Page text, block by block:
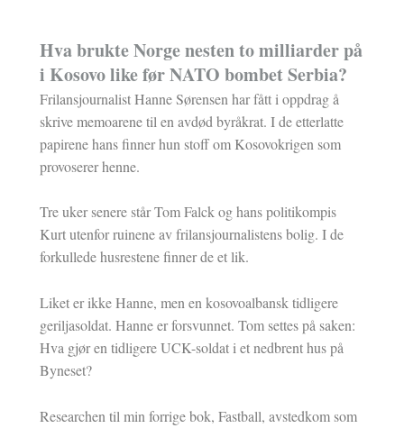
Hva brukte Norge nesten to milliarder på
i Kosovo like før NATO bombet Serbia?
Frilansjournalist Hanne Sørensen har fått i oppdrag å
skrive memoarene til en avdød byråkrat. I de etterlatte
papirene hans finner hun stoff om Kosovokrigen som
provoserer henne.
Tre uker senere står Tom Falck og hans politikompis
Kurt utenfor ruinene av frilansjournalistens bolig. I de
forkullede husrestene finner de et lik.
Liket er ikke Hanne, men en kosovoalbansk tidligere
geriljasoldat. Hanne er forsvunnet. Tom settes på saken:
Hva gjør en tidligere UCK-soldat i et nedbrent hus på
Byneset?
Researchen til min forrige bok, Fastball, avstedkom som